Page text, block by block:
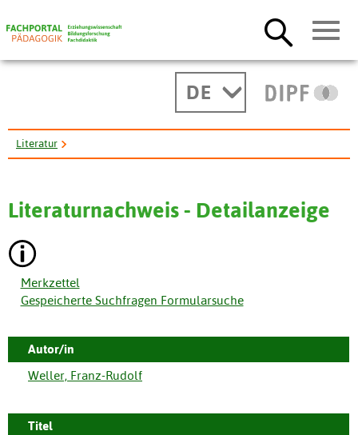
DE
Literatur
Literaturnachweis - Detailanzeige
Merkzettel
Gespeicherte Suchfragen Formularsuche
Autor/in
Weller, Franz-Rudolf
Titel